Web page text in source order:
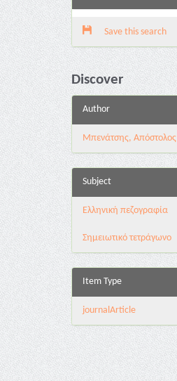
Save this search
Discover
Author
Μπενάτσης, Απόστολος
Subject
Ελληνική πεζογραφία
Σημειωτικό τετράγωνο
Item Type
journalArticle